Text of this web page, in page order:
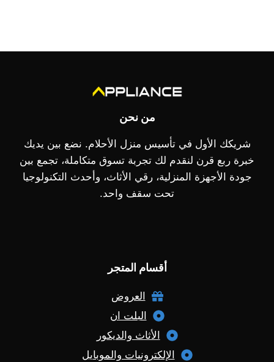
من نحن
شريكك الأول في تأسيس منزل الأحلام. نضع بين يديك
خبرة ربع قرن لنقدم لك تجربة تسوق متكاملة، تجمع بين
جودة الأجهزة المنزلية، رقي الأثاث، وأحدث التكنولوجيا
تحت سقف واحد.
أقسام المتجر
العروض
البلت ان
الأثاث والديكور
الإلكترونيات والموبايل